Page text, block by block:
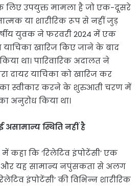
उपयुक्त मामला है जो एक-दूसरे
या शारीरिक रूप से नहीं जुड़
युवक ने फरवरी 2024 में एक
याचिका खारिज किए जाने के बाद
था। पारिवारिक अदालत ने
दायर याचिका को खारिज कर
स्वीकार करने के शुरुआती चरण में
अनुरोध किया था।
स्थिति नहीं है
कहा कि ‘रिलेटिव इंपोटेंसी’ एक
और यह सामान्य नपुंसकता से अलग
इंपोटेंसी’ की विभिन्न शारीरिक